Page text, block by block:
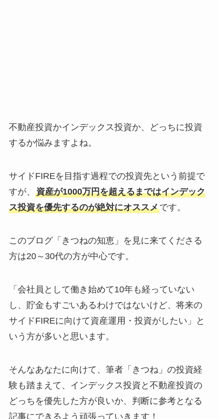
不動産投資かインデックス投資か、どっちに投資
するか悩みますよね。
サイドFIREを目指す過程での投資先という前提で
すが、 資産が1000万円を超えるまではインデック
ス投資を優先するのが絶対にオススメです。
このブログ「きつねの知恵」を見に来てくださる
方は20～30代の方が中心です。
「会社員として働き始めて10年も経っていない
し、貯金もすごいあるわけではないけど、将来の
サイドFIREに向けて資産運用・投資がしたい」と
いう方が多いと思います。
そんなあなたに向けて、筆者「きつね」の投資経
験も踏まえて、インデックス投資と不動産投資の
どっちを優先した方が良いか、判断に参考となる
記事にできるよう頑張っていきます！